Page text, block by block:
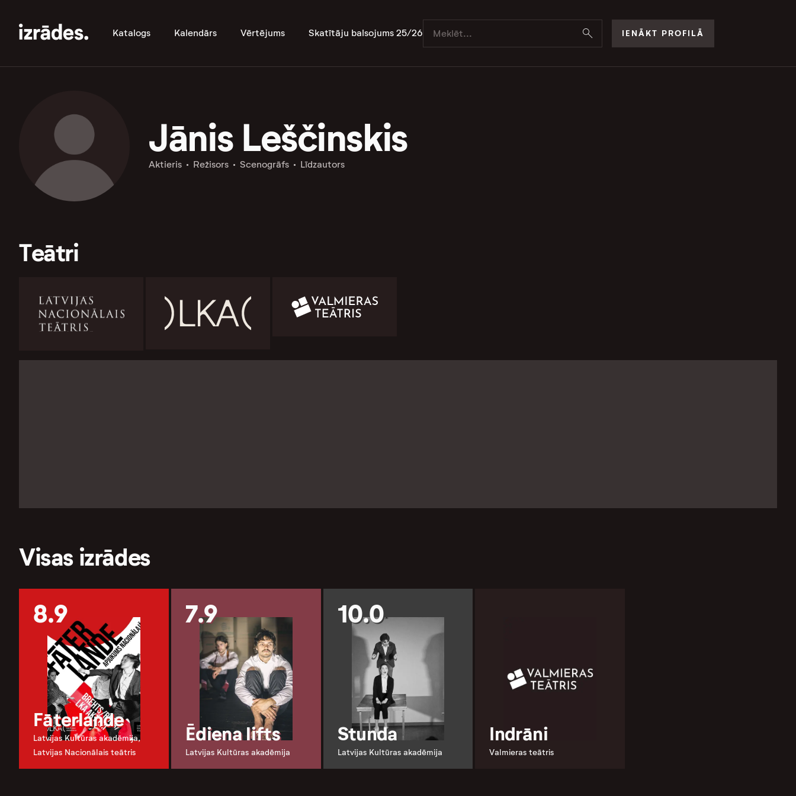
Katalogs Kalendārs Vērtējums Skatītāju balsojums 25/26 IENĀKT PROFILĀ
Jānis Leščinskis
Aktieris Režisors Scenogrāfs Līdzautors
Teātri
Visas izrādes
8.9
Fāterlande
Latvijas Kultūras akadēmija,
Latvijas Nacionālais teātris
7.9
Ēdiena lifts
Latvijas Kultūras akadēmija
10.0
Stunda
Latvijas Kultūras akadēmija
Indrāni
Valmieras teātris